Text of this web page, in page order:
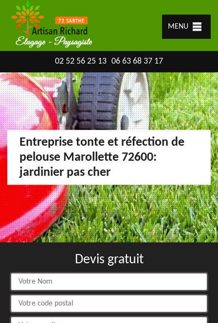
MENU
02 52 56 25 13 06 63 68 37 17
Entreprise tonte et réfection de
pelouse Marollette 72600:
jardinier pas cher
Devis gratuit